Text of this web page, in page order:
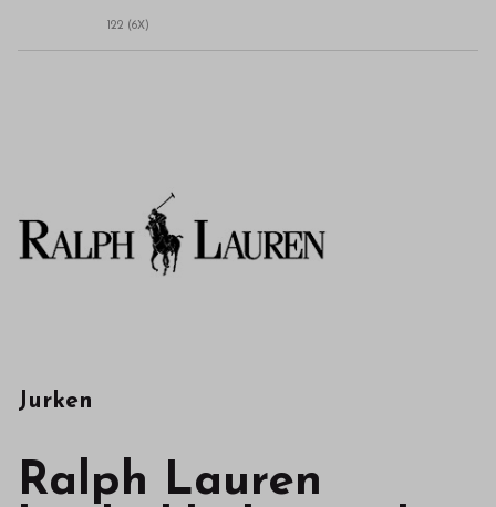
122 (6X)
Jurken
Ralph Lauren